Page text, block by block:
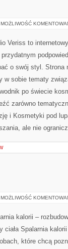
MOŻLIWOŚĆ
Veriss to
przydatnym
o swój styl. Strona
w sobie tematy
po świecie
zarówno
i Kosmetyki pod
ale nie
MOŻLIWOŚĆ
kalorii –
ciała Spalarnia
które chcą